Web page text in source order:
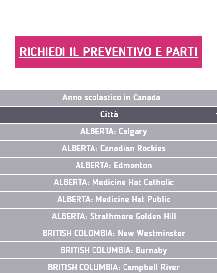
RICHIEDI IL PREVENTIVO E PARTI
Anno scolastico in Canada
Città
ALBERTA: Calgary
ALBERTA: Canadian Rockies
ALBERTA: Edmonton
ALBERTA: Medicine Hat Catholic
ALBERTA: Medicine Hat Public
ALBERTA: Strathmore Golden Hill
BRITISH COLOMBIA: New Westminster
BRITISH COLUMBIA: Burnaby
BRITISH COLUMBIA: Campbell River